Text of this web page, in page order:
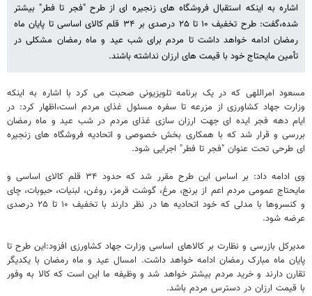
اشاره به اینکه استقبال فروشگاه های زنجیره ای از طرح "فجر تا فطر" بیشتر
شده،گفت: طرح تخفیف ۱۰ تا ۲۵ درصدی بر ۳۴ قلم کالای اساسی تا پایان ماه
رمضان ادامه خواهد داشت تا مردم برای شب عید و ماه رمضان مشکلی در
تأمین مایحتاج خود با قیمت های ارزان نداشته باشند.
مسعود امراللهی که در یک برنامه تلویزیونی صحبت می کرد با اشاره به اینکه
وزارت جهاد کشاورزی از مزرعه تا سفره مسئول غذای مردم است،اظهار کرد: در
ایام دهه فجر ایده ای جهت ارزان سازی غذای مردم در شب عید و ماه رمضان
بررسی و قرار شد که با همکاری بخش خصوصی و اتحادیه‌ فروشگاه های زنجیره
ای طرحی تحت عنوان "فجر تا فطر" اجرایی شود.
وی ادامه داد: بر اساس این طرح مقرر شد که حدود ۳۴ قلم کالای اساسی و
مایحتاج عمومی مردم اعم از برنج، مرغ، گوشت قرمز، روغن، لبنیات، حبوبات، چای
و کنسروها با مدلی که خود اتحادیه ها در نظر دارند با تخفیف ۱۰ تا ۲۵ درصدی
عرضه شود.
مدیرکل بازرسی و نظارت بر کالاهای اساسی وزارت جهاد کشاورزی افزود:این طرح تا
پایان ماه مبارک رمضان ادامه خواهد داشت. امسال عید و ماه رمضان با یکدیگر
تقارن دارند و خرید مردم بیشتر خواهد شد و وظیفه ما این است که کالا به وفور
با قیمت ارزان در دسترس مردم باشد.